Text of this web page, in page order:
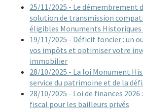
25/11/2025 - Le démembrement
solution de transmission
éligibles Monuments
19/11/2025 - Déficit foncier : un
vos impôts et optimiser votre
immobilier
28/10/2025 - La loi Monument
service du patrimoine et de la
28/10/2025 - Loi de finances 2026
fiscal pour les bailleurs privés